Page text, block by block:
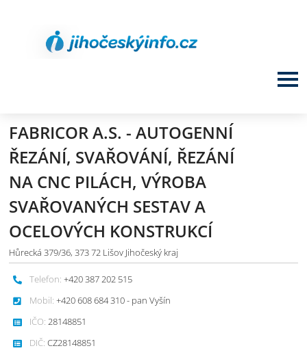
FABRICOR A.S. - AUTOGENNÍ
ŘEZÁNÍ, SVAŘOVÁNÍ, ŘEZÁNÍ
NA CNC PILÁCH, VÝROBA
SVAŘOVANÝCH SESTAV A
OCELOVÝCH KONSTRUKCÍ
Hůrecká 379/36, 373 72 Lišov Jihočeský kraj
Telefon: +420 387 202 515
Mobil: +420 608 684 310 - pan Vyšín
IČO: 28148851
DIČ: CZ28148851